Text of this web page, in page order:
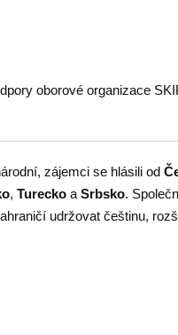
oborové organizace
zájemci se hlásili od
, Turecko a Srbsko.
udržovat češtinu,